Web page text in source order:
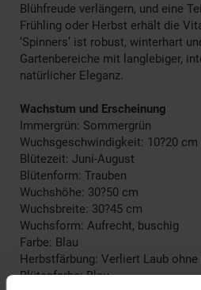
Blühfreude verlängern, und eine
Frühling oder Herbst erhält die
‘Spinners’ ist robust, winterhart
Gartenbereiche mit langlebiger,
natürlicher Eleganz.
Wachstum und Erscheinung
Immergrün: Sommergrün
Wuchsgeschwindigkeit: 10?20
Blütezeit: Juni-August
Blütenform: Trauben
Wuchshöhe: 30?50 cm
Wuchsbreite: 30?45 cm
Wuchsform: Aufrecht, buschig
Farbe: Blau
Herbstfärbung: Verliert Laub ohne
Blütenfarbe: Blau